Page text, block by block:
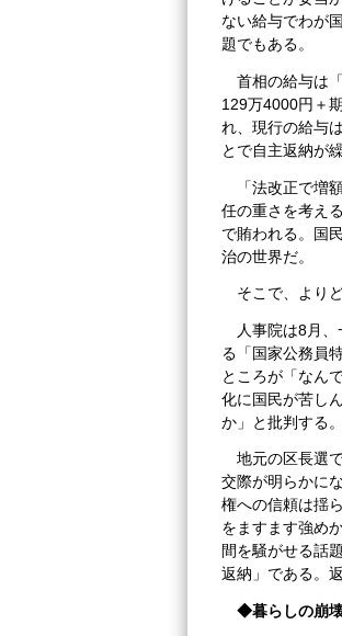
ない給与でわが
題でもある。
首相の給与は
129万4000円＋
れ、現行の給与
とで自主返納が
「法改正で増
任の重さを考え
で賄われる。国
治の世界だ。
そこで、より
人事院は8月
る「国家公務員
ところが「なん
化に国民が苦し
か」と批判する。
地元の区長選
交際が明らかに
権への信頼は揺
をますます強め
間を騒がせる話
返納」である。
◆暮らしの崩